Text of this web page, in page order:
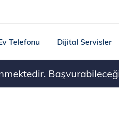
Telefonu Dijital Servisler